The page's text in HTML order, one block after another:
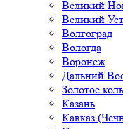
Великий
Великий
Волгоград
Вологда
Воронеж
Дальний
Золотое
Казань
Кавказ